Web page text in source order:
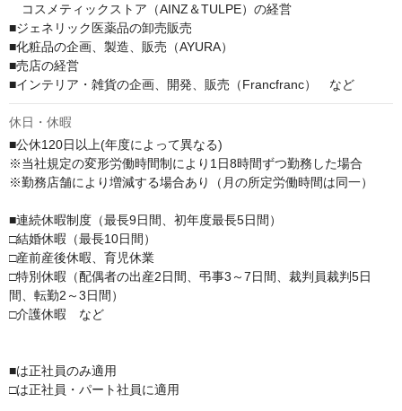
コスメティックストア（AINZ＆TULPE）の経営
■ジェネリック医薬品の卸売販売
■化粧品の企画、製造、販売（AYURA）
■売店の経営
■インテリア・雑貨の企画、開発、販売（Francfranc）　など
休日・休暇
■公休120日以上(年度によって異なる)
※当社規定の変形労働時間制により1日8時間ずつ勤務した場合
※勤務店舗により増減する場合あり（月の所定労働時間は同一）
■連続休暇制度（最長9日間、初年度最長5日間）
□結婚休暇（最長10日間）
□産前産後休暇、育児休業
□特別休暇（配偶者の出産2日間、弔事3～7日間、裁判員裁判5日
間、転勤2～3日間）
□介護休暇　など
■は正社員のみ適用
□は正社員・パート社員に適用